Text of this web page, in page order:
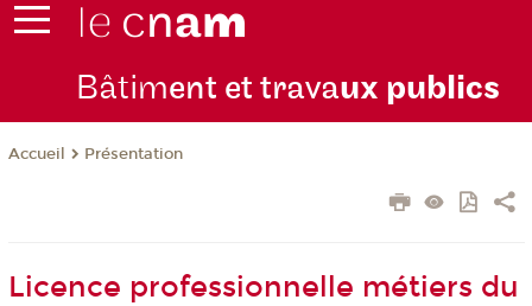
Bâtiment et travaux publics
Accueil Présentation
Licence professionnelle métiers du